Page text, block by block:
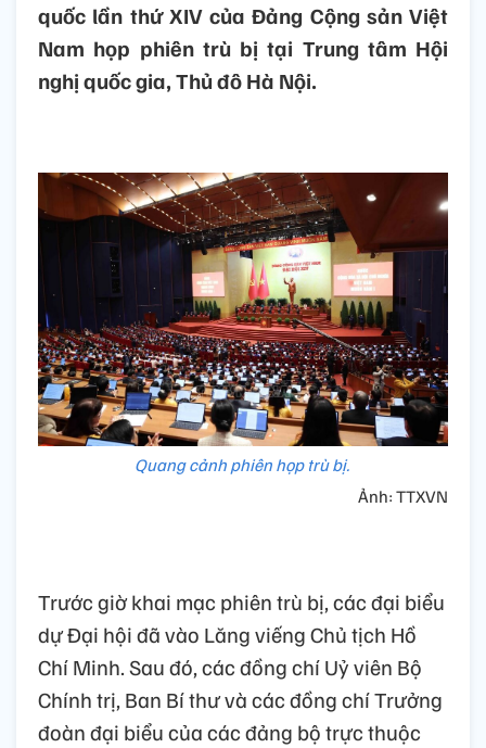
quốc lần thứ XIV của Đảng Cộng sản Việt
Nam họp phiên trù bị tại Trung tâm Hội
nghị quốc gia, Thủ đô Hà Nội.
Quang cảnh phiên họp trù bị.
Ảnh: TTXVN
Trước giờ khai mạc phiên trù bị, các đại biểu
dự Đại hội đã vào Lăng viếng Chủ tịch Hồ
Chí Minh. Sau đó, các đồng chí Uỷ viên Bộ
Chính trị, Ban Bí thư và các đồng chí Trưởng
đoàn đại biểu của các đảng bộ trực thuộc